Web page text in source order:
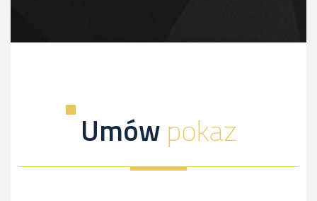
Innowacyjny proces-kliknij, a dowiesz sie więcej
Umówpokaz